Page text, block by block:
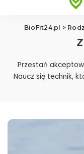
BioFit24.pl >
Przestań
Naucz się technik,